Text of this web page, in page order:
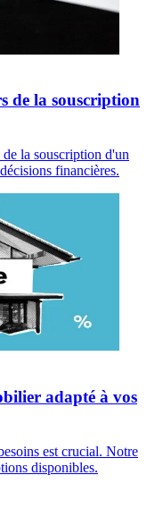
de la souscription
la souscription d'un
financières.
adapté à vos
est crucial. Notre
disponibles.